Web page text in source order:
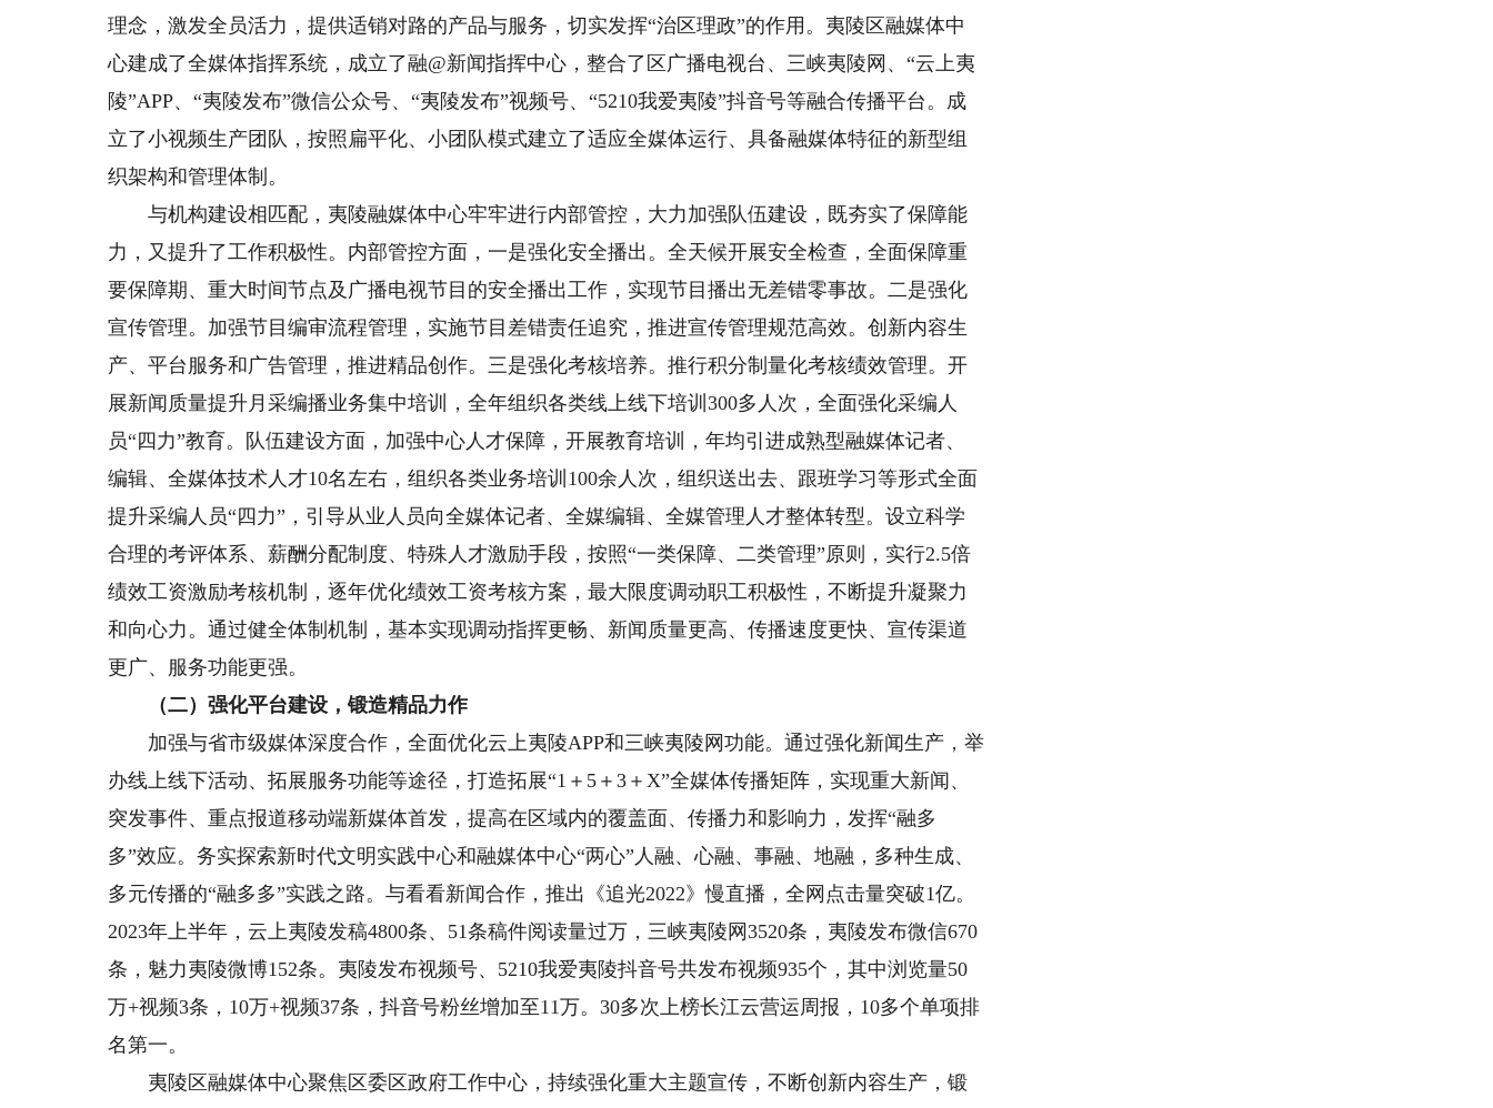
理念，激发全员活力，提供适销对路的产品与服务，切实发挥“治区理政”的作用。夷陵区融媒体中
心建成了全媒体指挥系统，成立了融@新闻指挥中心，整合了区广播电视台、三峡夷陵网、“云上夷
陵”APP、“夷陵发布”微信公众号、“夷陵发布”视频号、“5210我爱夷陵”抖音号等融合传播平台。成
立了小视频生产团队，按照扁平化、小团队模式建立了适应全媒体运行、具备融媒体特征的新型组
织架构和管理体制。
与机构建设相匹配，夷陵融媒体中心牢牢进行内部管控，大力加强队伍建设，既夯实了保障能
力，又提升了工作积极性。内部管控方面，一是强化安全播出。全天候开展安全检查，全面保障重
要保障期、重大时间节点及广播电视节目的安全播出工作，实现节目播出无差错零事故。二是强化
宣传管理。加强节目编审流程管理，实施节目差错责任追究，推进宣传管理规范高效。创新内容生
产、平台服务和广告管理，推进精品创作。三是强化考核培养。推行积分制量化考核绩效管理。开
展新闻质量提升月采编播业务集中培训，全年组织各类线上线下培训300多人次，全面强化采编人
员“四力”教育。队伍建设方面，加强中心人才保障，开展教育培训，年均引进成熟型融媒体记者、
编辑、全媒体技术人才10名左右，组织各类业务培训100余人次，组织送出去、跟班学习等形式全面
提升采编人员“四力”，引导从业人员向全媒体记者、全媒编辑、全媒管理人才整体转型。设立科学
合理的考评体系、薪酬分配制度、特殊人才激励手段，按照“一类保障、二类管理”原则，实行2.5倍
绩效工资激励考核机制，逐年优化绩效工资考核方案，最大限度调动职工积极性，不断提升凝聚力
和向心力。通过健全体制机制，基本实现调动指挥更畅、新闻质量更高、传播速度更快、宣传渠道
更广、服务功能更强。
（二）强化平台建设，锻造精品力作
加强与省市级媒体深度合作，全面优化云上夷陵APP和三峡夷陵网功能。通过强化新闻生产，举
办线上线下活动、拓展服务功能等途径，打造拓展“1＋5＋3＋X”全媒体传播矩阵，实现重大新闻、
突发事件、重点报道移动端新媒体首发，提高在区域内的覆盖面、传播力和影响力，发挥“融多
多”效应。务实探索新时代文明实践中心和融媒体中心“两心”人融、心融、事融、地融，多种生成、
多元传播的“融多多”实践之路。与看看新闻合作，推出《追光2022》慢直播，全网点击量突破1亿。
2023年上半年，云上夷陵发稿4800条、51条稿件阅读量过万，三峡夷陵网3520条，夷陵发布微信670
条，魅力夷陵微博152条。夷陵发布视频号、5210我爱夷陵抖音号共发布视频935个，其中浏览量50
万+视频3条，10万+视频37条，抖音号粉丝增加至11万。30多次上榜长江云营运周报，10多个单项排
名第一。
夷陵区融媒体中心聚焦区委区政府工作中心，持续强化重大主题宣传，不断创新内容生产，锻